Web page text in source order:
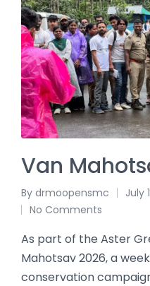
Van
By drmoopensmc July
No Comments
As part of the Aster
Mahotsav 2026, a
conservation